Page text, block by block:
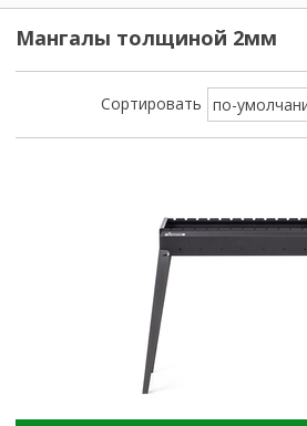
мангалы толщиной 2мм
Сортировать